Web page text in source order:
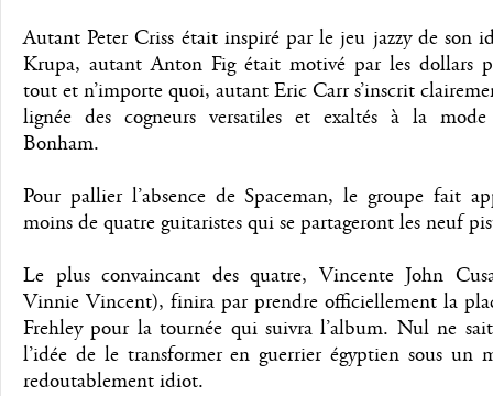
Autant Peter Criss était inspiré par le jeu jazzy de son
Krupa, autant Anton Fig était motivé par les dollars
tout et n’importe quoi, autant Eric Carr s’inscrit
lignée des cogneurs versatiles et exaltés à la
Bonham.
Pour pallier l’absence de Spaceman, le groupe fait
moins de quatre guitaristes qui se partageront les neuf
Le plus convaincant des quatre, Vincente John
Vinnie Vincent), finira par prendre officiellement la
Frehley pour la tournée qui suivra l’album. Nul ne
l’idée de le transformer en guerrier égyptien sous un
redoutablement idiot.